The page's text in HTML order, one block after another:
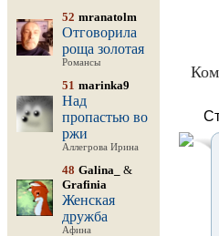
52 mranatolm
Отговорила
роща золотая
Романсы
51 marinka9
Над
пропастью во
ржи
Аллегрова Ирина
48 Galina_
&
Grafinia
Женская
дружба
Афина